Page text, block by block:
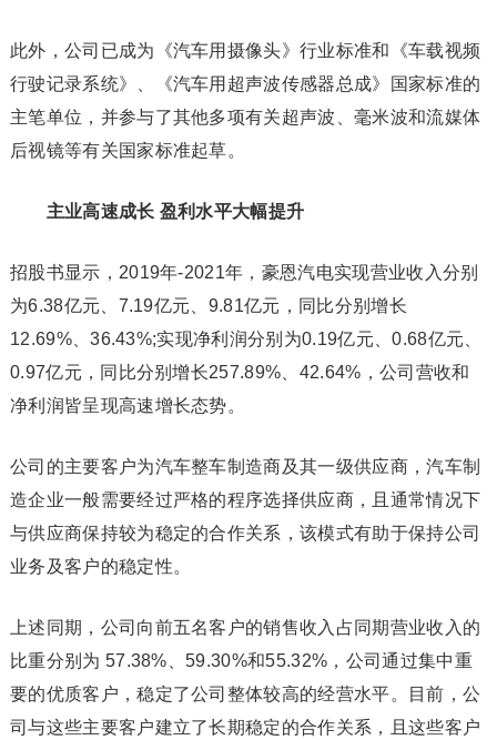
此外，公司已成为《汽车用摄像头》行业标准和《车载视频
行驶记录系统》、《汽车用超声波传感器总成》国家标准的
主笔单位，并参与了其他多项有关超声波、毫米波和流媒体
后视镜等有关国家标准起草。
主业高速成长 盈利水平大幅提升
招股书显示，2019年-2021年，豪恩汽电实现营业收入分别
为6.38亿元、7.19亿元、9.81亿元，同比分别增长
12.69%、36.43%;实现净利润分别为0.19亿元、0.68亿元、
0.97亿元，同比分别增长257.89%、42.64%，公司营收和
净利润皆呈现高速增长态势。
公司的主要客户为汽车整车制造商及其一级供应商，汽车制
造企业一般需要经过严格的程序选择供应商，且通常情况下
与供应商保持较为稳定的合作关系，该模式有助于保持公司
业务及客户的稳定性。
上述同期，公司向前五名客户的销售收入占同期营业收入的
比重分别为 57.38%、59.30%和55.32%，公司通过集中重
要的优质客户，稳定了公司整体较高的经营水平。目前，公
司与这些主要客户建立了长期稳定的合作关系，且这些客户